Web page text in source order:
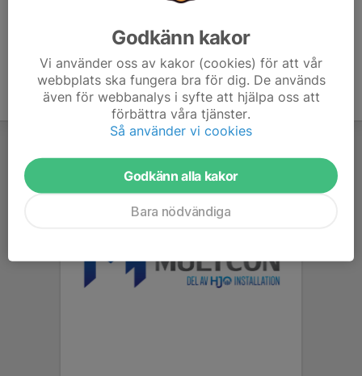
Godkänn kakor
Vi använder oss av kakor (cookies) för att vår
webbplats ska fungera bra för dig. De används
även för webbanalys i syfte att hjälpa oss att
förbättra våra tjänster.
Så använder vi cookies
Godkänn alla kakor
Bara nödvändiga